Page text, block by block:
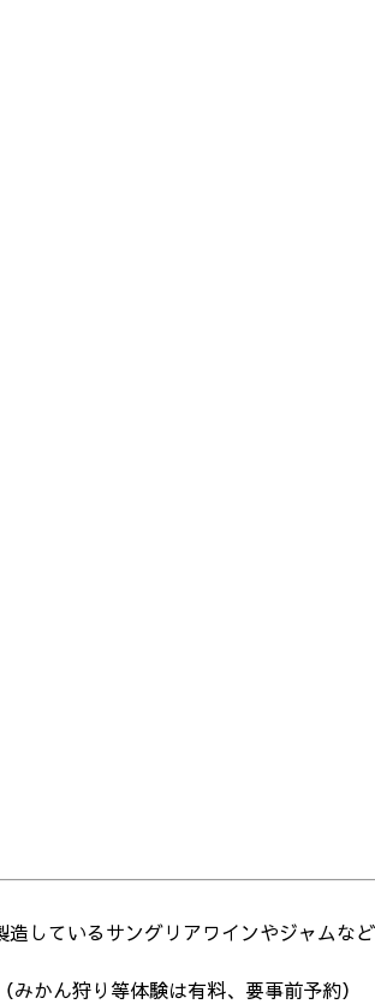
しているサングリアワインやジャムな
かん狩り等体験は有料、要事前予約）